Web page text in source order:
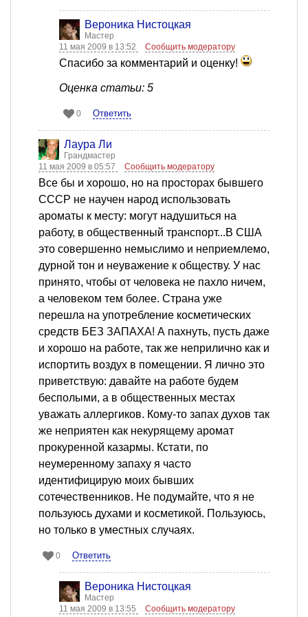
Вероника Нистоцкая
Мастер
11 мая 2009 в 13:52
Сообщить модератору
Спасибо за комментарий и оценку!
Оценка статьи: 5
0 Ответить
Лаура Ли
Грандмастер
11 мая 2009 в 05:57
Сообщить модератору
Все бы и хорошо, но на просторах бывшего
СССР не научен народ использовать
ароматы к месту: могут надушиться на
работу, в общественный транспорт...В США
это совершенно немыслимо и неприемлемо,
дурной тон и неуважение к обществу. У нас
принято, чтобы от человека не пахло ничем,
а человеком тем более. Страна уже
перешла на употребление косметических
средств БЕЗ ЗАПАХА! А пахнуть, пусть даже
и хорошо на работе, так же неприлично как и
испортить воздух в помещении. Я лично это
приветствую: давайте на работе будем
бесполыми, а в общественных местах
уважать аллергиков. Кому-то запах духов так
же неприятен как некурящему аромат
прокуренной казармы. Кстати, по
неумеренному запаху я часто
идентифицирую моих бывших
сотечественников. Не подумайте, что я не
пользуюсь духами и косметикой. Пользуюсь,
но только в уместных случаях.
0 Ответить
Вероника Нистоцкая
Мастер
11 мая 2009 в 13:55
Сообщить модератору